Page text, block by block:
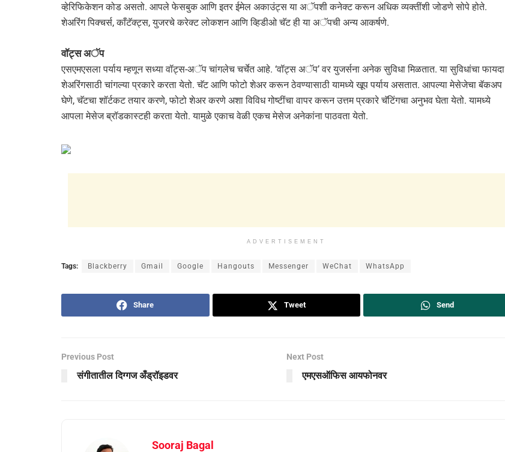
व्हेरिफिकेशन कोड असतो. आपले फेसबुक आणि इतर ईमेल अकाउंट्स या अॅपशी कनेक्ट करून अधिक व्यक्तींशी जोडणे सोपे होते.
शेअरिंग पिक्चर्स, काँटॅक्ट्स, युजरचे करेक्ट लोकशन आणि व्हिडीओ चॅट ही या अॅपची अन्य आकर्षणे.
वॉट्स अॅप
एसएमएसला पर्याय म्हणून सध्या वॉट्स-अॅप चांगलेच चर्चेत आहे. ‘वॉट्स अॅप’ वर युजर्सना अनेक सुविधा मिळतात. या सुविधांचा फायदा
शेअरिंगसाठी चांगल्या प्रकारे करता येतो. चॅट आणि फोटो शेअर करून ठेवण्यासाठी यामध्ये खूप पर्याय असतात. आपल्या मेसेजेचा बॅकअप
घेणे, चॅटचा शॉर्टकट तयार करणे, फोटो शेअर करणे अशा विविध गोष्टींचा वापर करून उत्तम प्रकारे चॅटिंगचा अनुभव घेता येतो. यामध्ये
आपला मेसेज ब्रॉडकास्टही करता येतो. यामुळे एकाच वेळी एकच मेसेज अनेकांना पाठवता येतो.
ADVERTISEMENT
Tags: Blackberry Gmail Google Hangouts Messenger WeChat WhatsApp
Share Tweet Send
Previous Post
संगीतातील दिग्गज अँड्रॉइडवर
Next Post
एमएसऑफिस आयफोनवर
Sooraj Bagal